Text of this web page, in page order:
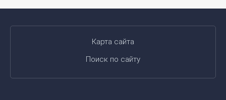
Карта сайта
Поиск по сайту